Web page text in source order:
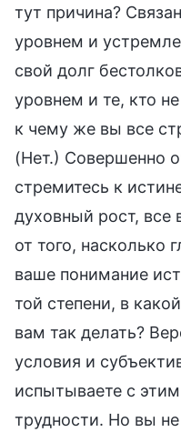
тут причина?
уровнем и
свой долг
уровнем и те, кто
к чему же вы все
(Нет.) Совершенно
стремитесь к
духовный рост,
от того, насколько
ваше понимание
той степени, в
вам так делать?
условия и
испытываете с
трудности. Но вы